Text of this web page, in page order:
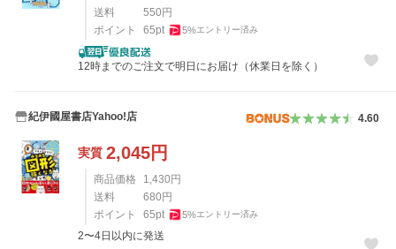
送料
550円
ポイント
65pt 5%エントリー済み
12時までのご注文で明日にお届け（休業日を除く）
紀伊國屋書店Yahoo!店 4.60
実質 2,045円
商品価格 1,430 円
送料
680 円
ポイント
65pt 5%エントリー済み
2〜4日以内に発送